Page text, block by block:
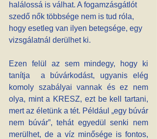
halálossá is válhat. A fogamzásgátlót
szedő nők többsége nem is tud róla,
hogy esetleg van ilyen betegsége, egy
vizsgálatnál derülhet ki.
Ezen felül az sem mindegy, hogy ki
tanítja  a búvárkodást, ugyanis elég
komoly szabályai vannak és ez nem
olya, mint a KRESZ, ezt be kell tartani,
mert az életünk a tét. Például „egy búvár
nem búvár”, tehát egyedül senki nem
merülhet, de a víz minősége is fontos,